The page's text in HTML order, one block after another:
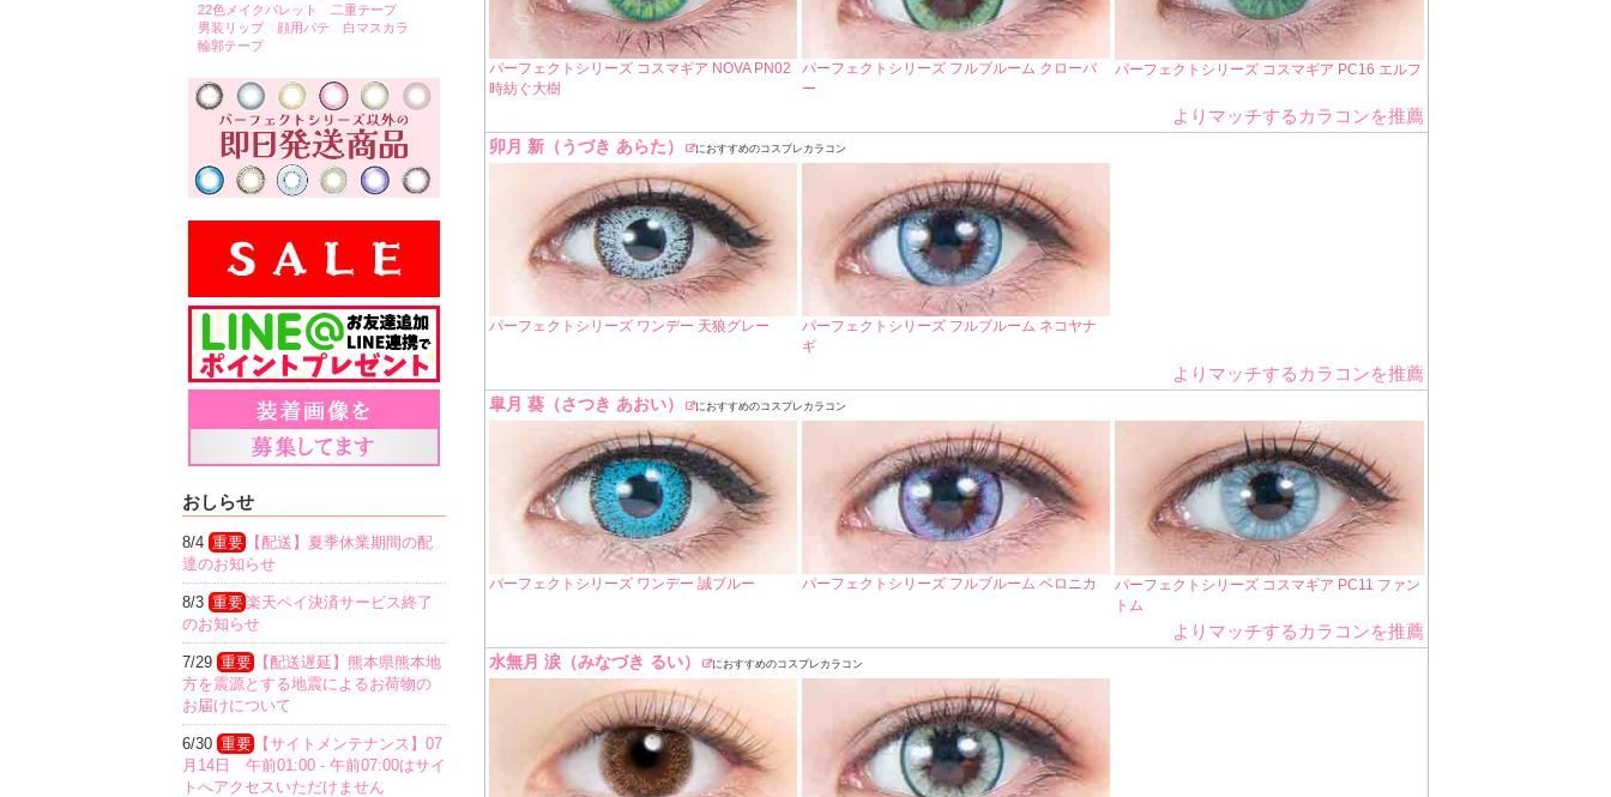
22色メイクパレット
二重テープ
男装リップ
顔用パテ
白マスカラ
輪郭テープ
おしらせ
8/4 重要
【配送】夏季休業期間の配
達のお知らせ
8/3 重要楽天ペイ決済サービス終了
のお知らせ
7/29 重要
【配送遅延】熊本県熊本地
方を震源とする地震によるお荷物の
お届けについて
6/30 重要
【サイトメンテナンス】07
月14日 午前01:00 - 午前07:00はサイ
トへアクセスいただけません
パーフェクトシリーズ コスマギア NOVA PN02
時紡ぐ大樹
パーフェクトシリーズ フルブルーム クローバ
ー
パーフェクトシリーズ コスマギア PC16 エルフ
よりマッチするカラコンを推薦
卯月 新（うづき あらた） におすすめのコスプレカラコン
パーフェクトシリーズ ワンデー 天狼グレー
パーフェクトシリーズ フルブルーム ネコヤナ
ギ
よりマッチするカラコンを推薦
皐月 葵（さつき あおい） におすすめのコスプレカラコン
パーフェクトシリーズ ワンデー 誠ブルー パーフェクトシリーズ フルブルーム ベロニカ
パーフェクトシリーズ コスマギア PC11 ファン
トム
よりマッチするカラコンを推薦
水無月 涙（みなづき るい） におすすめのコスプレカラコン